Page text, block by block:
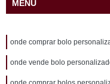
MENU
onde comprar bolo
onde vende bolo